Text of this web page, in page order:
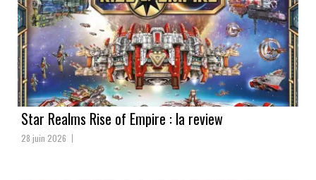
Star Realms Rise of Empire : la review
28 juin 2026